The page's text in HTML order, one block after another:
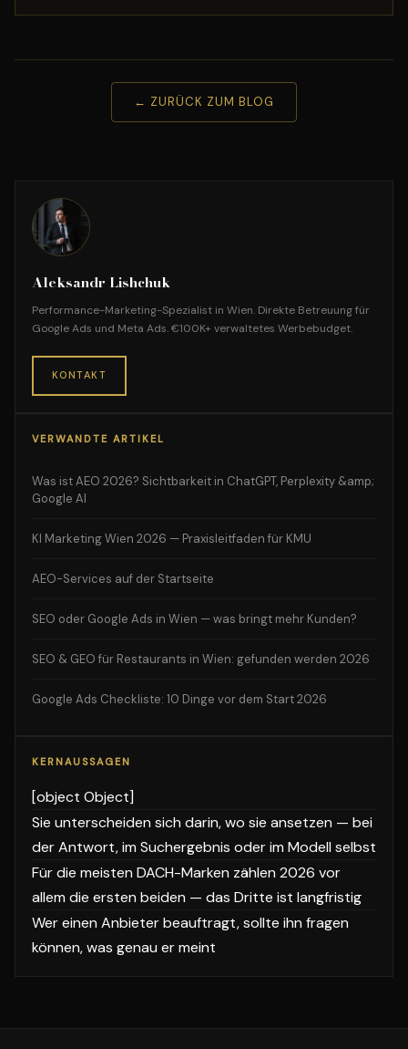
← ZURÜCK ZUM BLOG
Aleksandr Lishchuk
Performance-Marketing-Spezialist in Wien. Direkte Betreuung für
Google Ads und Meta Ads. €100K+ verwaltetes Werbebudget.
KONTAKT
VERWANDTE ARTIKEL
Was ist AEO 2026? Sichtbarkeit in ChatGPT, Perplexity &amp;
Google AI
KI Marketing Wien 2026 — Praxisleitfaden für KMU
AEO-Services auf der Startseite
SEO oder Google Ads in Wien — was bringt mehr Kunden?
SEO & GEO für Restaurants in Wien: gefunden werden 2026
Google Ads Checkliste: 10 Dinge vor dem Start 2026
KERNAUSSAGEN
[object Object]
Sie unterscheiden sich darin, wo sie ansetzen — bei
der Antwort, im Suchergebnis oder im Modell selbst
Für die meisten DACH-Marken zählen 2026 vor
allem die ersten beiden — das Dritte ist langfristig
Wer einen Anbieter beauftragt, sollte ihn fragen
können, was genau er meint